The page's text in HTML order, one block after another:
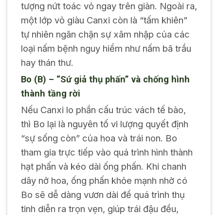
tượng nứt toác vỏ ngay trên giàn. Ngoài ra,
một lớp vỏ giàu Canxi còn là “tấm khiên”
tự nhiên ngăn chặn sự xâm nhập của các
loại nấm bệnh nguy hiểm như nấm bã trầu
hay thán thư.
Bo (B) – “Sứ giả thụ phấn” và chống hình
thành tầng rời
Nếu Canxi lo phần cấu trúc vách tế bào,
thì Bo lại là nguyên tố vi lượng quyết định
“sự sống còn” của hoa và trái non. Bo
tham gia trực tiếp vào quá trình hình thành
hạt phấn và kéo dài ống phấn. Khi chanh
dây nở hoa, ống phấn khỏe mạnh nhờ có
Bo sẽ dễ dàng vươn dài để quá trình thụ
tinh diễn ra trọn vẹn, giúp trái đậu đều,